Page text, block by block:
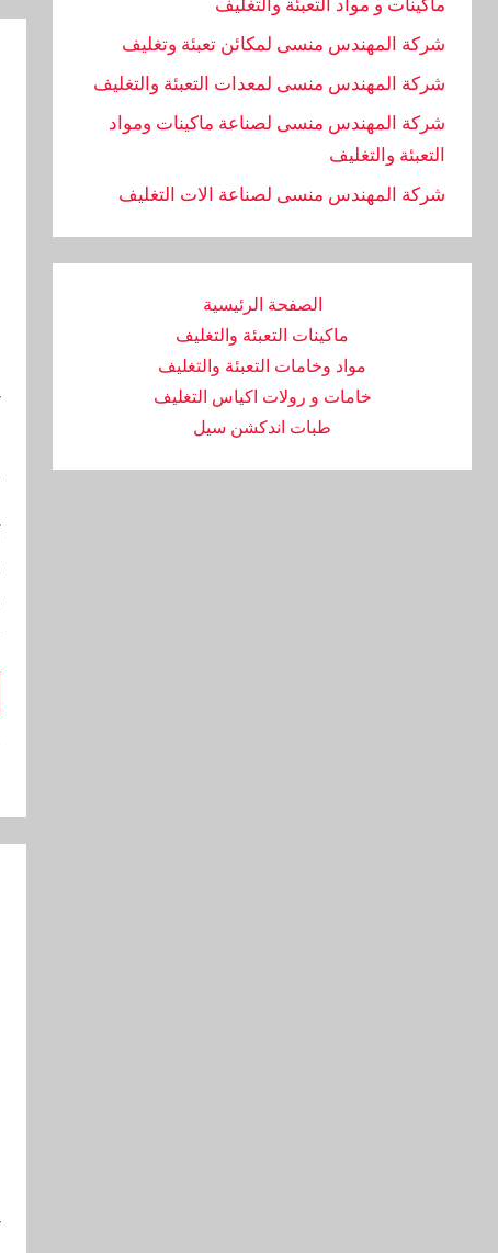
ماكينات و مواد التعبئة والتغليف
شركة المهندس منسى لمكائن تعبئة وتغليف
شركة المهندس منسى لمعدات التعبئة والتغليف
شركة المهندس منسى لصناعة ماكينات ومواد
التعبئة والتغليف
‏شركة المهندس منسى لصناعة الات التغليف
الصفحة الرئيسية
ماكينات التعبئة والتغليف
مواد وخامات التعبئة والتغليف
خامات و رولات اكياس التغليف
طبات اندكشن سيل